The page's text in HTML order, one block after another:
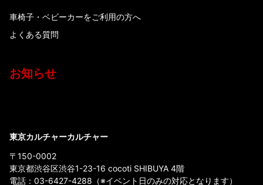
車椅子・ベビーカーをご利用の方へ
よくある質問
お知らせ
東京カルチャーカルチャー
〒150-0002
東京都渋谷区渋谷1-23-16 cocoti SHIBUYA 4階
電話： 03-6427-4288 （※イベント日のみの対応となります）